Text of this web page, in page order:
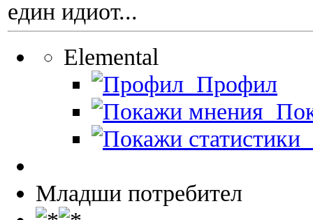
един идиот...
Elemental
Профил
Младши потребител